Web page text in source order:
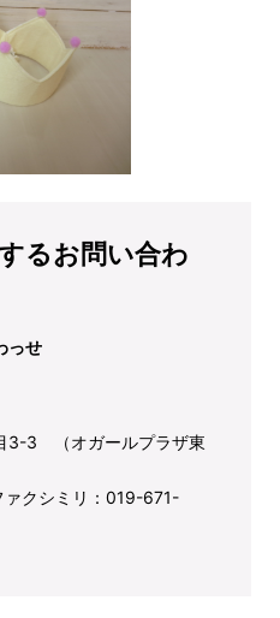
るお問い合わ
っせ
3-3 （オガールプラザ東
クシミリ：019-671-